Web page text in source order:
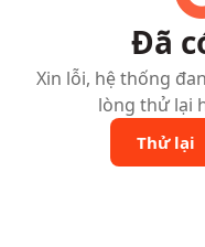
Đã
Xin lỗi, hệ thống
lòng thử lại
Thử lại